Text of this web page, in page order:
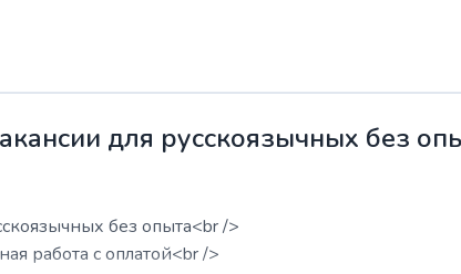
для русскоязычных без
без опыта<br />
работа с оплатой<br />